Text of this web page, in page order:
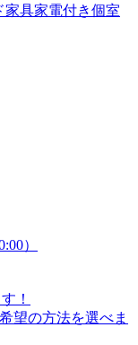
具家電付き個室
）
！
望の方法を選べま